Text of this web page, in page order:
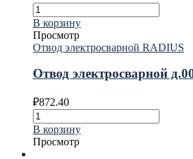
В корзину
Просмотр
Отвод электросварной RADIUS
Отвод электросварной
₽872.40
В корзину
Просмотр